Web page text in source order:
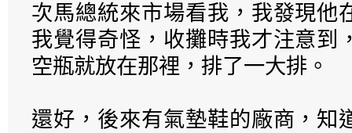
次馬總統來市場看我，我發現他
我覺得奇怪，收攤時我才注意到
空瓶就放在那裡，排了一大排。
還好，後來有氣墊鞋的廠商，知